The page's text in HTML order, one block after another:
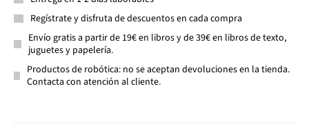
Regístrate y disfruta de descuentos en cada compra
Envío gratis a partir de 19€ en libros y de 39€ en libros de texto,
juguetes y papelería.
Productos de robótica: no se aceptan devoluciones en la tienda.
Contacta con atención al cliente.